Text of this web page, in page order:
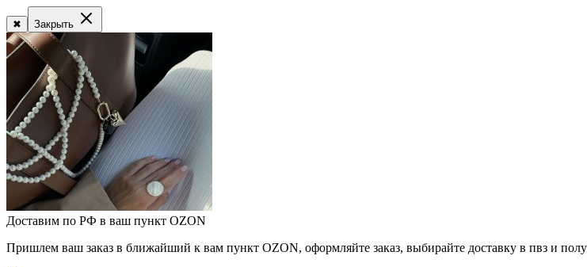
✖ Закрыть
Доставим по РФ в ваш пункт OZON
Пришлем ваш заказ в ближайший к вам пункт OZON, оформляйте заказ, выбирайте доставку в пвз и